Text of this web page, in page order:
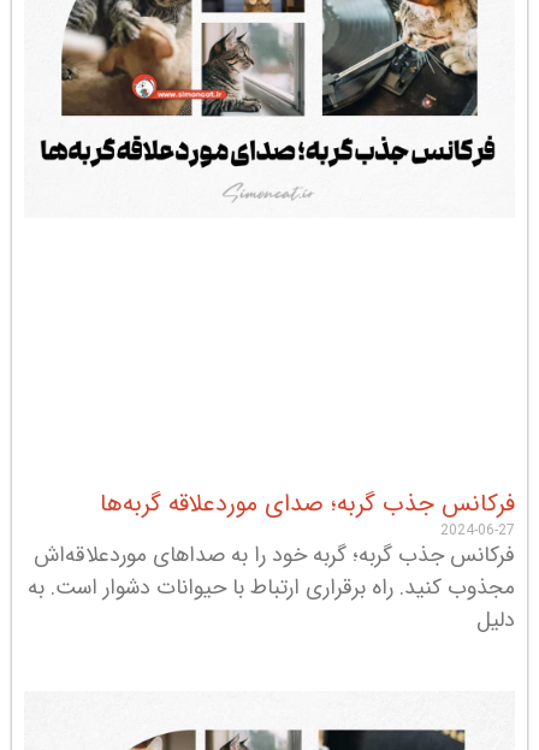
فرکانس جذب گربه؛ صدای موردعلاقه گربه‌ها
2024-06-27
فرکانس جذب گربه؛ گربه خود را به صداهای موردعلاقه‌اش
مجذوب کنید. راه برقراری ارتباط با حیوانات دشوار است. به
دلیل